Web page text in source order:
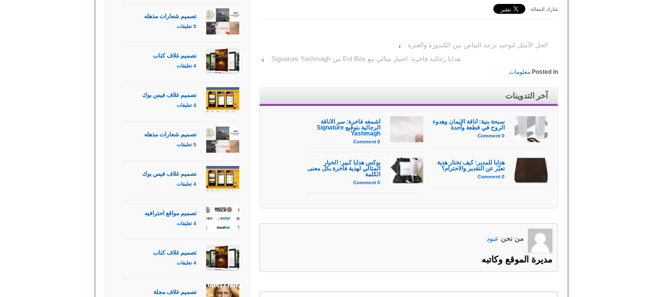
شارك المقالة:
‹
الحل الأمثل لتوحيد درجة البياض بين الكندورة والغترة
هدايا رجالية فاخرة: اختيار مثالي مع Eid Box من Signature Yashmagh
›
Posted in معلومات
آخر التدوينات
سبحة بنية: أناقة الإيمان وهدوء
الروح في قطعة واحدة
0 Comment
اشمغه فاخرة: سر الأناقة
الرجالية بتوقيع Signature
Yashmagh
0 Comment
هدايا للمدير: كيف تختار هدية
تعبّر عن التقدير والاحترام؟
0 Comment
بوكس هدايا كبير: الخيار
المثالي لهدية فاخرة بكل معنى
الكلمة
0 Comment
من نحن عنود
مديرة الموقع وكاتبه
تصميم شعارات مذهله
5 تعليقات
تصميم غلاف كتاب
4 تعليقات
تصميم غلاف فيس بوك
4 تعليقات
تصميم شعارات مذهله
5 تعليقات
تصميم غلاف فيس بوك
4 تعليقات
تصميم مواقع احترافيه
4 تعليقات
تصميم غلاف كتاب
4 تعليقات
تصميم غلاف مجلة